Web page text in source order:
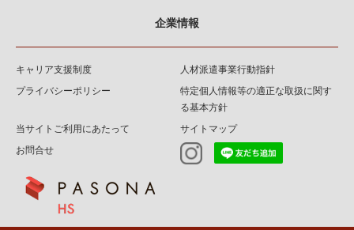
企業情報
キャリア支援制度
人材派遣事業行動指針
プライバシーポリシー
特定個人情報等の適正な取扱に関す
る基本方針
当サイトご利用にあたって
サイトマップ
お問合せ